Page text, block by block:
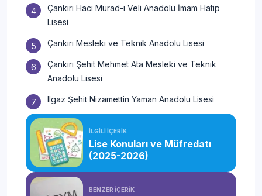
Çankırı Hacı Murad-ı Veli Anadolu İmam Hatip
Lisesi
Çankırı Mesleki ve Teknik Anadolu Lisesi
Çankırı Şehit Mehmet Ata Mesleki ve Teknik
Anadolu Lisesi
Ilgaz Şehit Nizamettin Yaman Anadolu Lisesi
İLGİLİ İÇERİK
Lise Konuları ve Müfredatı
(2025-2026)
BENZER İÇERİK